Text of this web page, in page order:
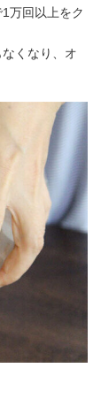
万回以上をク
くなり、オ